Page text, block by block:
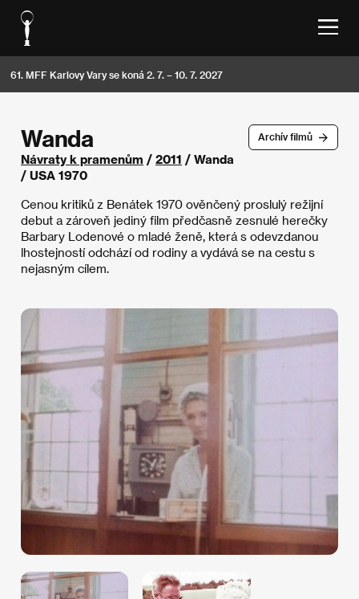
61. MFF Karlovy Vary se koná 2. 7. – 10. 7. 2027
Archív filmů
Wanda
Návraty k pramenům / 2011 / Wanda
/ USA 1970
Cenou kritiků z Benátek 1970 ověnčený proslulý režijní
debut a zároveň jediný film předčasně zesnulé herečky
Barbary Lodenové o mladé ženě, která s odevzdanou
lhostejností odchází od rodiny a vydává se na cestu s
nejasným cílem.